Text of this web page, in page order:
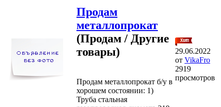
Продам
металлопрокат
(Продам / Другие
товары)
Продам металлопрокат б/у в
хорошем состоянии: 1)
Труба стальная
29.06.2022
от VikaFro
2919
просмотров